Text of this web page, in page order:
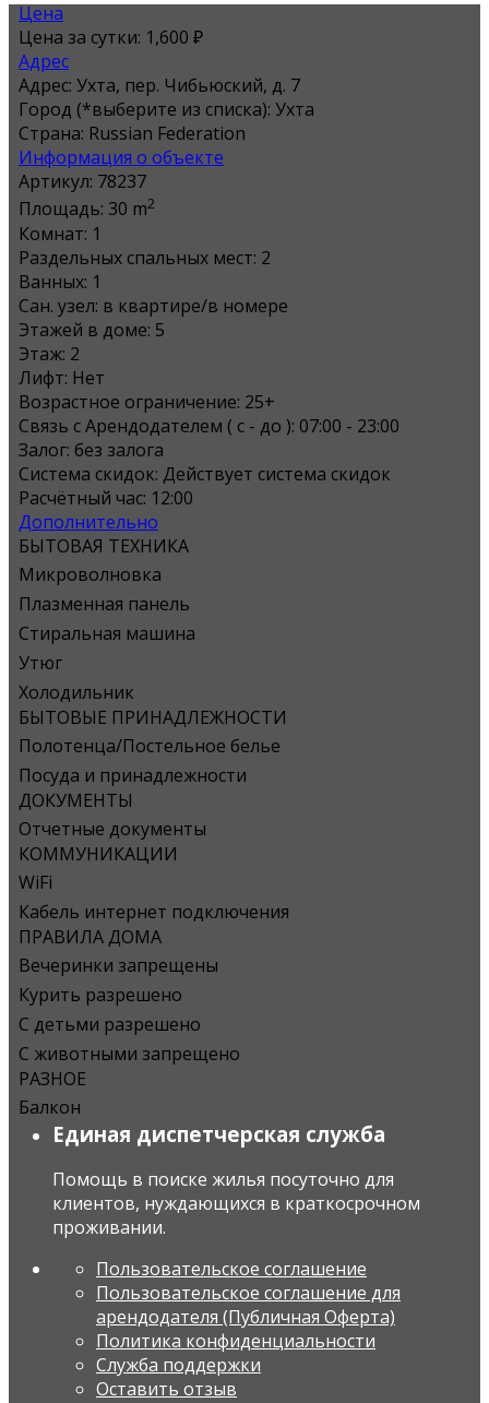
Цена
Цена за сутки: 1,600 ₽
Адрес
Адрес: Ухта, пер. Чибьюский, д. 7
Город (*выберите из списка): Ухта
Страна: Russian Federation
Информация о объекте
Артикул: 78237
Площадь: 30 m2
Комнат: 1
Раздельных спальных мест: 2
Ванных: 1
Сан. узел: в квартире/в номере
Этажей в доме: 5
Этаж: 2
Лифт: Нет
Возрастное ограничение: 25+
Связь с Арендодателем ( с - до ): 07:00 - 23:00
Залог: без залога
Система скидок: Действует система скидок
Расчётный час: 12:00
Дополнительно
БЫТОВАЯ ТЕХНИКА
Микроволновка
Плазменная панель
Стиральная машина
Утюг
Холодильник
БЫТОВЫЕ ПРИНАДЛЕЖНОСТИ
Полотенца/Постельное белье
Посуда и принадлежности
ДОКУМЕНТЫ
Отчетные документы
КОММУНИКАЦИИ
WiFi
Кабель интернет подключения
ПРАВИЛА ДОМА
Вечеринки запрещены
Курить разрешено
С детьми разрешено
С животными запрещено
РАЗНОЕ
Балкон
Единая диспетчерская служба
Помощь в поиске жилья посуточно для
клиентов, нуждающихся в краткосрочном
проживании.
Пользовательское соглашение
Пользовательское соглашение для
арендодателя (Публичная Оферта)
Политика конфиденциальности
Служба поддержки
Оставить отзыв